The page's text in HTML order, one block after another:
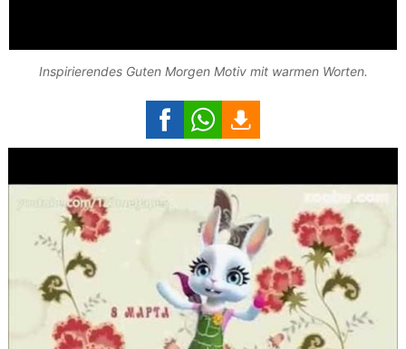
Inspirierendes Guten Morgen Motiv mit warmen Worten.